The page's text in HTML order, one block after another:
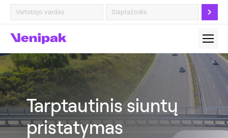
Tarptautinis siuntų
pristatymas